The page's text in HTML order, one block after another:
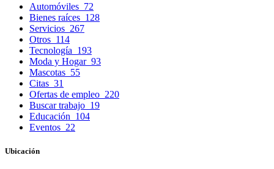
Automóviles 72
Bienes raíces 128
Servicios 267
Otros 114
Tecnología 193
Moda y Hogar 93
Mascotas 55
Citas 31
Ofertas de empleo 220
Buscar trabajo 19
Educación 104
Eventos 22
Ubicación